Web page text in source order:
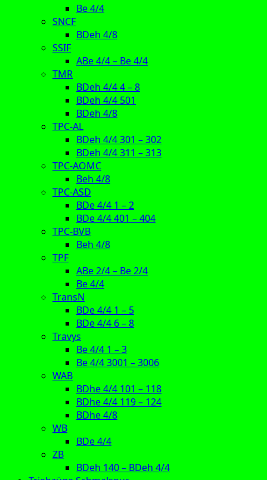
Be 4/4
SNCF
BDeh 4/8
SSIF
ABe 4/4 – Be 4/4
TMR
BDeh 4/4 4 – 8
BDeh 4/4 501
BDeh 4/8
TPC-AL
BDeh 4/4 301 – 302
BDeh 4/4 311 – 313
TPC-AOMC
Beh 4/8
TPC-ASD
BDe 4/4 1 – 2
BDe 4/4 401 – 404
TPC-BVB
Beh 4/8
TPF
ABe 2/4 – Be 2/4
Be 4/4
TransN
BDe 4/4 1 – 5
BDe 4/4 6 – 8
Travys
Be 4/4 1 – 3
Be 4/4 3001 – 3006
WAB
BDhe 4/4 101 – 118
BDhe 4/4 119 – 124
BDhe 4/8
WB
BDe 4/4
ZB
BDeh 140 – BDeh 4/4